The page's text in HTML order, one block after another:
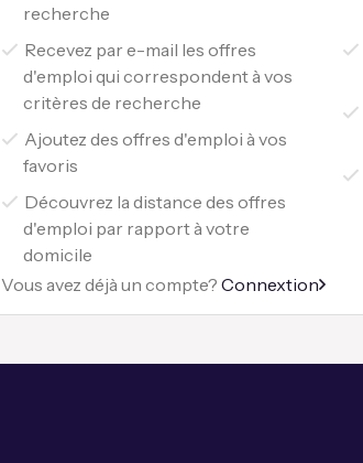
recherche
Recevez par e-mail les offres
d'emploi qui correspondent à vos
critères de recherche
Ajoutez des offres d'emploi à vos
favoris
Découvrez la distance des offres
d'emploi par rapport à votre
domicile
Vous avez déjà un compte?Connextion